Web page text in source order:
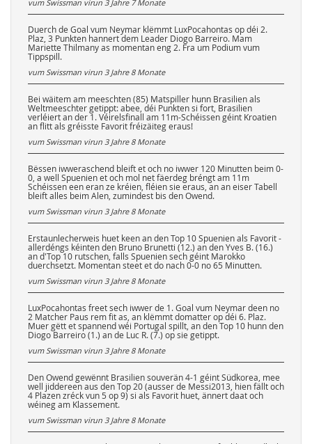
vum Swissman virun 3 Jahre 7 Monate
Duerch de Goal vum Neymar klëmmt LuxPocahontas op déi 2.
Plaz, 3 Punkten hannert dem Leader Diogo Barreiro. Mam
Mariette Thilmany as momentan eng 2. Fra um Podium vum
Tippspill.
vum Swissman virun 3 Jahre 8 Monate
Bei wäitem am meeschten (85) Matspiller hunn Brasilien als
Weltmeeschter getippt: abee, déi Punkten si fort, Brasilien
verléiert an der 1. Véirelsfinall am 11m-Schéissen géint Kroatien
an flitt als gréisste Favorit fréizäiteg eraus!
vum Swissman virun 3 Jahre 8 Monate
Bëssen iwweraschend bleift et och no iwwer 120 Minutten beim 0-
0, a well Spuenien et och mol net fäerdeg bréngt am 11m
Schéissen een eran ze kréien, fléien sie eraus, an an eiser Tabell
bleift alles beim Alen, zumindest bis den Owend.
vum Swissman virun 3 Jahre 8 Monate
Erstaunlecherweis huet keen an den Top 10 Spuenien als Favorit -
allerdéngs kéinten den Bruno Brunetti (12.) an den Yves B. (16.)
an d'Top 10 rutschen, falls Spuenien sech géint Marokko
duerchsetzt. Momentan steet et do nach 0-0 no 65 Minutten.
vum Swissman virun 3 Jahre 8 Monate
LuxPocahontas freet sech iwwer de 1. Goal vum Neymar deen no
2 Matcher Paus rem fit as, an klëmmt domatter op déi 6. Plaz.
Muer gëtt et spannend wéi Portugal spillt, an den Top 10 hunn den
Diogo Barreiro (1.) an de Luc R. (7.) op sie getippt.
vum Swissman virun 3 Jahre 8 Monate
Den Owend gewënnt Brasilien souverän 4-1 géint Südkorea, mee
well jiddereen aus den Top 20 (ausser de Messi2013, hien fällt och
4 Plazen zréck vun 5 op 9) si als Favorit huet, ännert daat och
wéineg am Klassement.
vum Swissman virun 3 Jahre 8 Monate